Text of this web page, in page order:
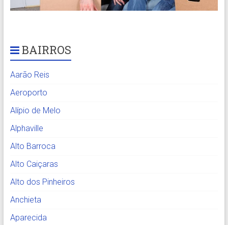
BAIRROS
Aarão Reis
Aeroporto
Alípio de Melo
Alphaville
Alto Barroca
Alto Caiçaras
Alto dos Pinheiros
Anchieta
Aparecida